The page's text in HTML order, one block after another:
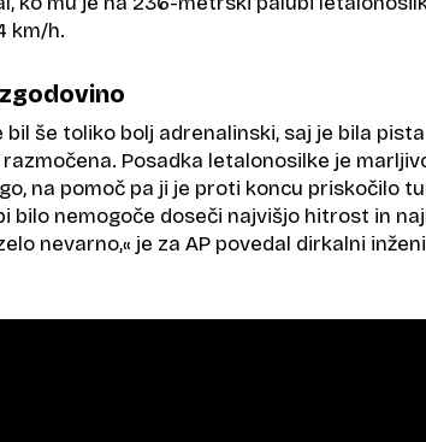
km/h.
bil še toliko bolj adrenalinski, saj je bila
Posadka letalonosilke je
na pomoč pa ji je proti koncu priskočilo
bilo nemogoče doseči najvišjo hitrost in
nevarno,« je za AP povedal dirkalni